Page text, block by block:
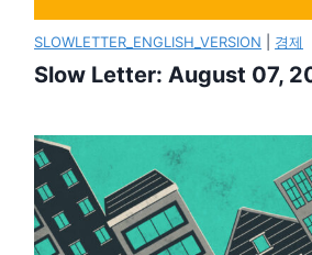
SLOWLETTER_ENGLISH_VERSION 경제
Slow Letter: August 07,